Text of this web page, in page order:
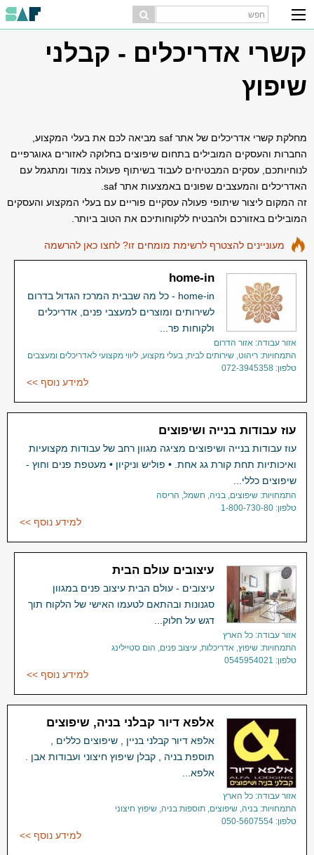
קשרי אדריכלים - קבלני
שיפוץ
מחלקת קשרי אדריכלים של אתר saf מביאה לכם את בעלי המקצוע,
החברות והעסקים המובילים בתחום שיפוצים בחלוקה לאזורים גאוגרפיים
לנוחיותכם, עסקים המבטיחים לעבוד בשיתוף פעולה צמוד ומתגמל עם
האדריכלים והמעצבים שפונים באמצעות אתר saf.
זה המקום ליצור שיתופי פעולה עסקיים פוריים עם בעלי המקצוע והעסקים
המובילים באזורכם ולהבטיח ללקוחותיכם את הטוב ביותר.
מעוניינים להצטרף לרשימת מומחים זו? לחצו כאן להרשמה
home-in
home-in - כל מה שבבית המרכז הגדול בדרום
לשירותים ומוצרים למעצבי פנים, אדריכלים
ולקוחות פר...
אזור עבודה: אזור הדרום
התמחויות: ריהוט, שירותים לבית, בעלי מקצוע, ליווי מקצועי לאדריכלים ומעצבים
טלפון: 072-3945358
למידע נוסף >>
עוז עבודות בנייה ושיפוצים
עוז עבודות בנייה ושיפוצים מציגה מגוון רחב של עבודות מקצועיות
ואיכותיות תחת קורת גג אחת. • פוליש וניקיון • מעטפת פנים וחוץ -
שיפוצים כללי...
התמחויות: שיפוצים, בניה, חשמל, הריסה
טלפון: 1-800-730-80
למידע נוסף >>
עיצובים עולם הבית
עיצובים - עולם הבית עיצוב פנים במגוון
סגנונות ובהתאם לטעמו האישי של הלקוח תוך
דגש על חלוק...
אזור עבודה: כל הארץ
התמחויות: שיפוץ, אדריכלות, עיצוב פנים, הום סטיילינג
טלפון: 0545954021
למידע נוסף >>
אלפא דיור קבלני בניה, שיפוצים
אלפא דיור קבלני בניין , שיפוצים כללים ,
תוספת בניה , קבלן שיפוץ חיצוני ועבודות אבן .
אלפא...
אזור עבודה: כל הארץ
התמחויות: בניה, שיפוצים, תוספות בניה, שיפוץ חיצוני
טלפון: 050-5607554
למידע נוסף >>